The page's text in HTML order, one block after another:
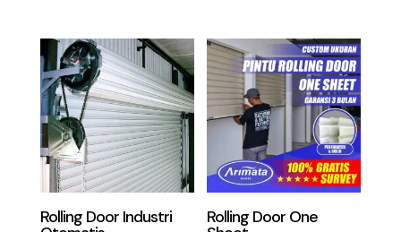
Rolling Door Industri Rolling Door One